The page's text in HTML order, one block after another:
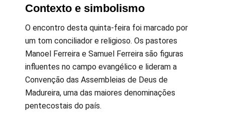
Contexto e simbolismo
O encontro desta quinta-feira foi marcado por
um tom conciliador e religioso. Os pastores
Manoel Ferreira e Samuel Ferreira são figuras
influentes no campo evangélico e lideram a
Convenção das Assembleias de Deus de
Madureira, uma das maiores denominações
pentecostais do país.